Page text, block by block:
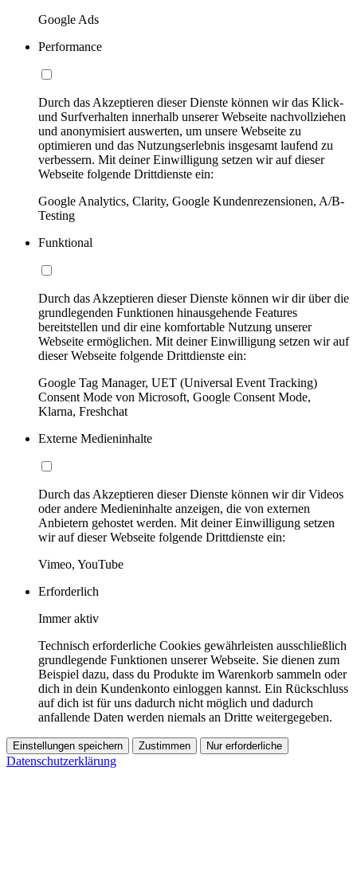
Google Ads
Performance
Durch das Akzeptieren dieser Dienste können wir das Klick-
und Surfverhalten innerhalb unserer Webseite nachvollziehen
und anonymisiert auswerten, um unsere Webseite zu
optimieren und das Nutzungserlebnis insgesamt laufend zu
verbessern. Mit deiner Einwilligung setzen wir auf dieser
Webseite folgende Drittdienste ein:
Google Analytics, Clarity, Google Kundenrezensionen, A/B-
Testing
Funktional
Durch das Akzeptieren dieser Dienste können wir dir über die
grundlegenden Funktionen hinausgehende Features
bereitstellen und dir eine komfortable Nutzung unserer
Webseite ermöglichen. Mit deiner Einwilligung setzen wir auf
dieser Webseite folgende Drittdienste ein:
Google Tag Manager, UET (Universal Event Tracking)
Consent Mode von Microsoft, Google Consent Mode,
Klarna, Freshchat
Externe Medieninhalte
Durch das Akzeptieren dieser Dienste können wir dir Videos
oder andere Medieninhalte anzeigen, die von externen
Anbietern gehostet werden. Mit deiner Einwilligung setzen
wir auf dieser Webseite folgende Drittdienste ein:
Vimeo, YouTube
Erforderlich
Immer aktiv
Technisch erforderliche Cookies gewährleisten ausschließlich
grundlegende Funktionen unserer Webseite. Sie dienen zum
Beispiel dazu, dass du Produkte im Warenkorb sammeln oder
dich in dein Kundenkonto einloggen kannst. Ein Rückschluss
auf dich ist für uns dadurch nicht möglich und dadurch
anfallende Daten werden niemals an Dritte weitergegeben.
Einstellungen speichern Zustimmen Nur erforderliche
Datenschutzerklärung